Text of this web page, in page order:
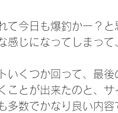
て今日も爆釣かー？
感じになってしまっ
いくつか回って、最
ことが出来たのと、
数でかなり良い内